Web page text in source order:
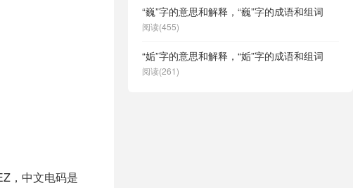
，中文电码是
“巍”字的意思和解释，“巍”字的成语和组词
阅读(455)
“姤”字的意思和解释，“姤”字的成语和组词
阅读(261)